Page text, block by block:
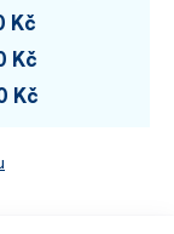
Kč
Kč
Kč